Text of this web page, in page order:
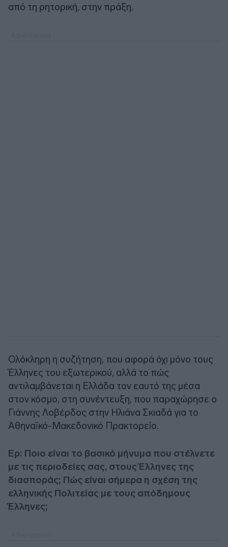
από τη ρητορική, στην πράξη.
Ολόκληρη η συζήτηση, που αφορά όχι μόνο τους
Έλληνες του εξωτερικού, αλλά το πώς
αντιλαμβάνεται η Ελλάδα τον εαυτό της μέσα
στον κόσμο, στη συνέντευξη, που παραχώρησε ο
Γιάννης Λοβέρδος στην Ηλιάνα Σκιαδά για το
Αθηναϊκό-Μακεδονικό Πρακτορείο.
Ερ: Ποιο είναι το βασικό μήνυμα που στέλνετε
με τις περιοδείες σας, στους Έλληνες της
διασποράς; Πώς είναι σήμερα η σχέση της
ελληνικής Πολιτείας με τους απόδημους
Έλληνες;